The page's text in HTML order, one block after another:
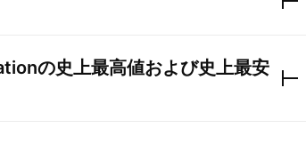
の史上最高値および史上最安